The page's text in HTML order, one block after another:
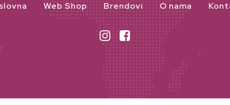
Web Shop Brendovi O nama